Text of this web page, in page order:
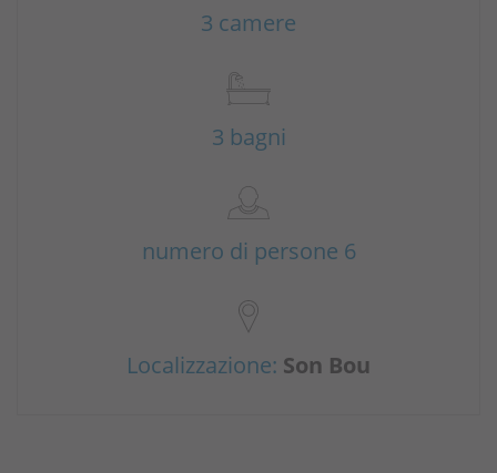
3 camere
3 bagni
numero di persone 6
Localizzazione: Son Bou